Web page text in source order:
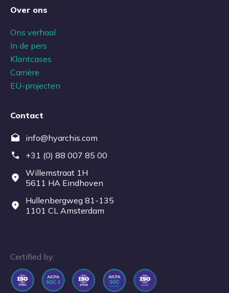
Over ons
Ons verhaal
In de pers
Klantcases
Carrière
EU-projecten
Contact
info@hyarchis.com
+31 (0) 88 007 85 00
Willemstraat 1H
5611 HA Eindhoven
Hullenbergweg 81-135
1101 CL Amsterdam
Certified by: